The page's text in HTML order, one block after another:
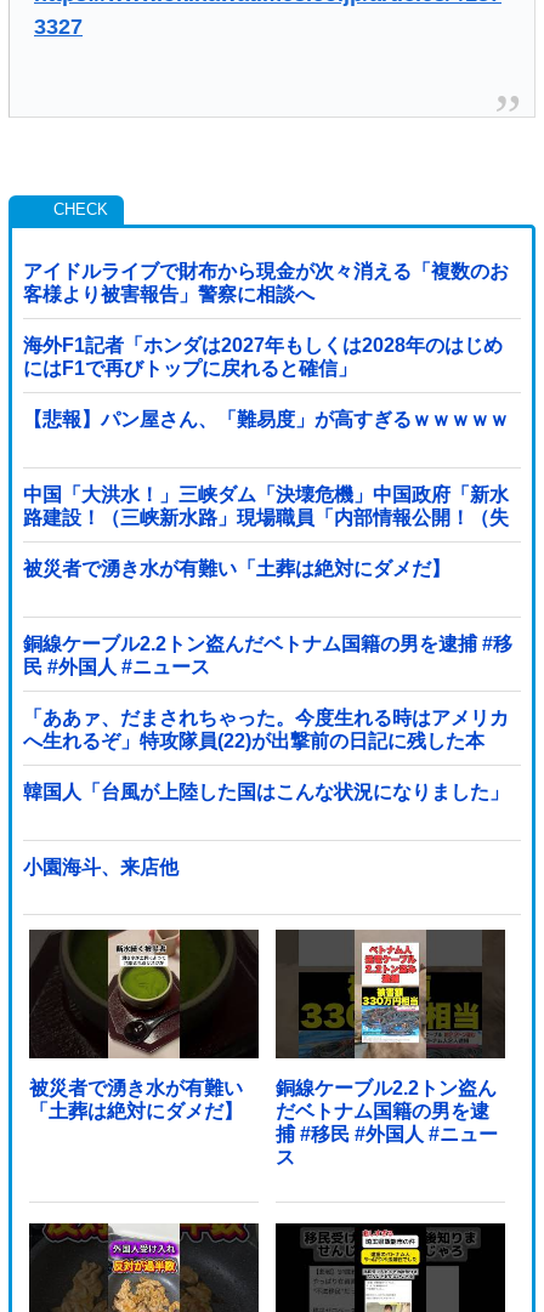
3327
アイドルライブで財布から現金が次々消える「複数のお
客様より被害報告」警察に相談へ
海外F1記者「ホンダは2027年もしくは2028年のはじめ
にはF1で再びトップに戻れると確信」
【悲報】パン屋さん、「難易度」が高すぎるｗｗｗｗｗ
中国「大洪水！」三峡ダム「決壊危機」中国政府「新水
路建設！（三峡新水路」現場職員「内部情報公開！（失
踪」湖南省「三峡放流情報（画像」台風13号「...
被災者で湧き水が有難い「土葬は絶対にダメだ】
銅線ケーブル2.2トン盗んだベトナム国籍の男を逮捕 #移
民 #外国人 #ニュース
「ああァ、だまされちゃった。今度生れる時はアメリカ
へ生れるぞ」特攻隊員(22)が出撃前の日記に残した本
音！
韓国人「台風が上陸した国はこんな状況になりました」
小園海斗、来店他
被災者で湧き水が有難い
「土葬は絶対にダメだ】
銅線ケーブル2.2トン盗ん
だベトナム国籍の男を逮
捕 #移民 #外国人 #ニュー
ス